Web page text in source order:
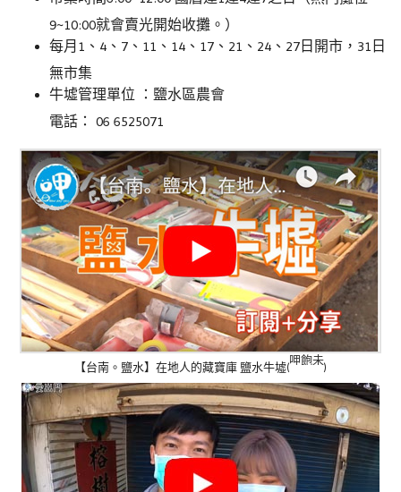
9~10:00就會賣光開始收攤。）
每月1、4、7、11、14、17、21、24、27日開市 ，31日
無市集
牛墟管理單位 ：鹽水區農會
電話： 06 6525071
【台南。鹽水】在地人的藏寶庫 鹽水牛墟(
呷飽未
)